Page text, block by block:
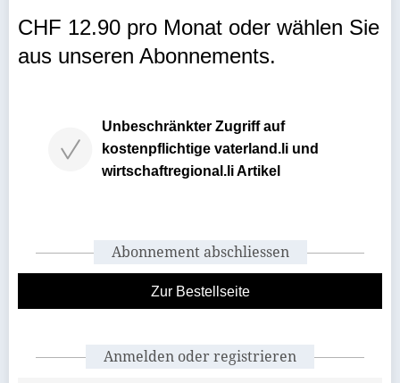
CHF 12.90 pro Monat oder wählen Sie
aus unseren Abonnements.
Unbeschränkter Zugriff auf
kostenpflichtige vaterland.li und
wirtschaftregional.li Artikel
Abonnement abschliessen
Zur Bestellseite
Anmelden oder registrieren